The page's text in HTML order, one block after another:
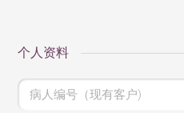
个人资料
病人编号（现有客户)